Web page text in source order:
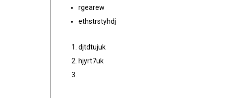
rgearew
ethstrstyhdj
djtdtujuk
hjyrt7uk